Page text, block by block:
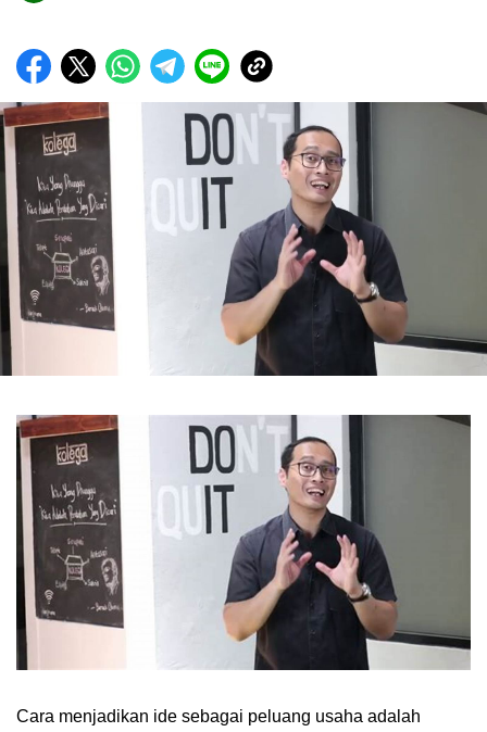
Cara menjadikan ide sebagai peluang usaha adalah